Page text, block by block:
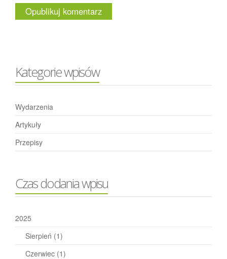
Kategorie wpisów
Wydarzenia
Artykuły
Przepisy
Czas dodania wpisu
2025
Sierpień (1)
Czerwiec (1)